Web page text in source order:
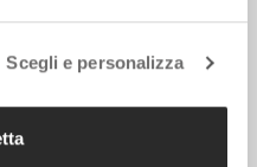
Scegli e personalizza